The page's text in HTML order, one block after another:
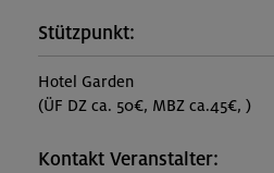
Stützpunkt:
Hotel Garden
(ÜF DZ ca. 50€, MBZ ca.45€, )
Kontakt Veranstalter: